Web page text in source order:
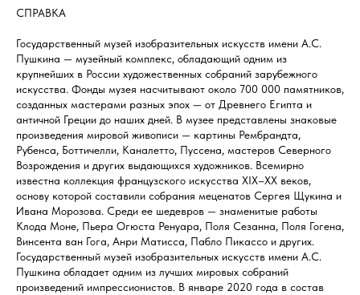
СПРАВКА
Государственный музей изобразительных искусств имени А.С.
Пушкина — музейный комплекс, обладающий одним из
крупнейших в России художественных собраний зарубежного
искусства. Фонды музея насчитывают около 700 000 памятников,
созданных мастерами разных эпох — от Древнего Египта и
античной Греции до наших дней. В музее представлены знаковые
произведения мировой живописи — картины Рембрандта,
Рубенса, Боттичелли, Каналетто, Пуссена, мастеров Северного
Возрождения и других выдающихся художников. Всемирно
известна коллекция французского искусства XIX–XX веков,
основу которой составили собрания меценатов Сергея Щукина и
Ивана Морозова. Среди ее шедевров — знаменитые работы
Клода Моне, Пьера Огюста Ренуара, Поля Сезанна, Поля Гогена,
Винсента ван Гога, Анри Матисса, Пабло Пикассо и других.
Государственный музей изобразительных искусств имени А.С.
Пушкина обладает одним из лучших мировых собраний
произведений импрессионистов. В январе 2020 года в состав